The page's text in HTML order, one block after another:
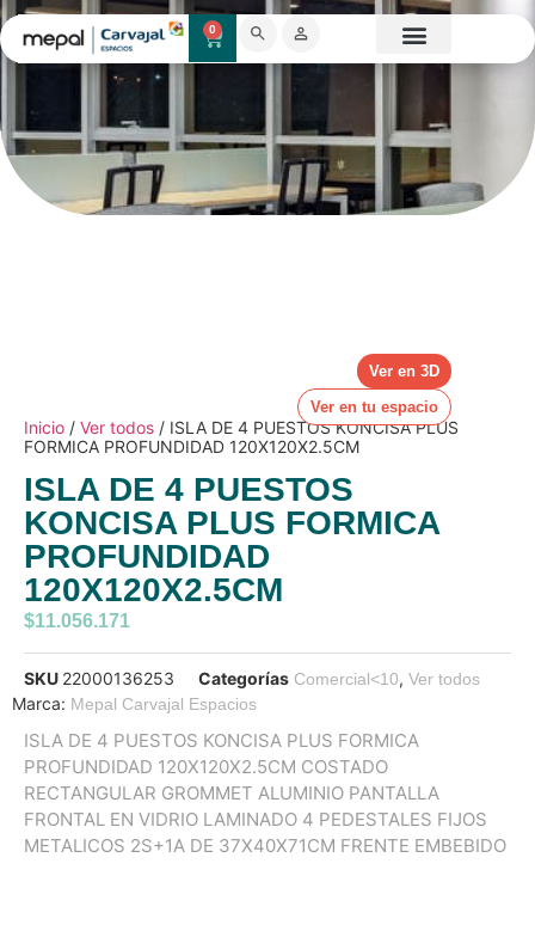
0
Ver en 3D
Ver en tu espacio
Inicio / Ver todos / ISLA DE 4 PUESTOS KONCISA PLUS
FORMICA PROFUNDIDAD 120X120X2.5CM
ISLA DE 4 PUESTOS
KONCISA PLUS FORMICA
PROFUNDIDAD
120X120X2.5CM
$11.056.171
SKU 22000136253 Categorías Comercial<10, Ver todos
Marca: Mepal Carvajal Espacios
ISLA DE 4 PUESTOS KONCISA PLUS FORMICA
PROFUNDIDAD 120X120X2.5CM COSTADO
RECTANGULAR GROMMET ALUMINIO PANTALLA
FRONTAL EN VIDRIO LAMINADO 4 PEDESTALES FIJOS
METALICOS 2S+1A DE 37X40X71CM FRENTE EMBEBIDO